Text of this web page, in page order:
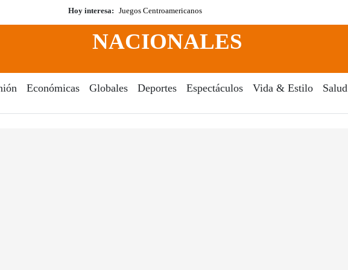
Hoy interesa: Juegos Centroamericanos
NACIONALES
Económicas Globales Deportes Espectáculos Vida & Estilo Salud